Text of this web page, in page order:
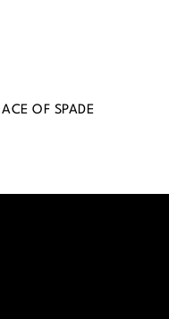
OF SPADE